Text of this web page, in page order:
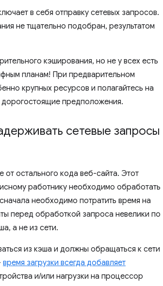
в себя отправку сетевых запросов.
не тщательно подобран, результатом
кэширования, но не у всех есть
планам! При предварительном
крупных ресурсов и полагайтесь на
дорогостоящие предположения.
сетевые запросы
остального кода веб-сайта. Этот
работнику необходимо обработать
необходимо потратить время на
перед обработкой запроса невелики по
а не из сети.
из кэша и должны обращаться к сети
время загрузки всегда добавляет
и/или нагрузки на процессор